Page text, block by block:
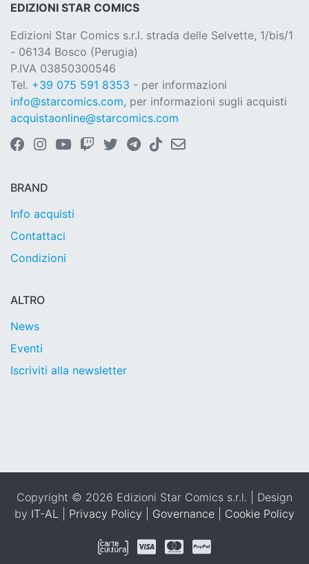
EDIZIONI STAR COMICS
Edizioni Star Comics s.r.l. strada delle Selvette, 1/bis/1
- 06134 Bosco (Perugia)
P.IVA 03850300546
Tel. +39 075 591 8353 - per informazioni
info@starcomics.com, per informazioni sugli acquisti
acquistaonline@starcomics.com
BRAND
Info acquisti
Contattaci
Condizioni
ALTRO
News
Eventi
Iscriviti alla newsletter
Copyright © 2026 Edizioni Star Comics s.r.l. | Design
by IT-AL Privacy Policy Governance Cookie Policy